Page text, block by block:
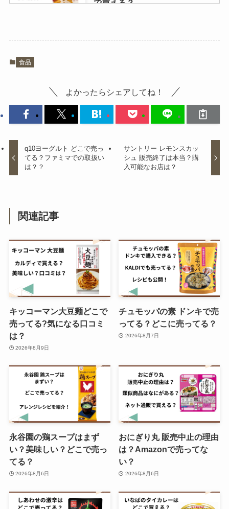
で買える？
原了郭の黒七味はカルディで買え
取扱店はどこ？
三年番茶 カルディで売ってる？ど
こで買える？
燻じゃが どこで売ってる?東京で
の販売先は？
雪グミ売ってる場所はどこ？セブ
ンイレブンやAmazonでの販売
は？販売終了の噂を調査！
特恋ミルクはどこで売ってる？販
売時期はいつまで？
食品
よかったらシェアしてね！
q10ヨーグルト どこで売っ
てる？ファミマでの取扱い
は？？
サントリー レモンスカッ
シュ 販売終了は本当？購
入可能なお店は？
関連記事
キッコーマン大豆麺どこで
売ってる?気になる口コミ
は？
2026年8月9日
チュモッパの素 ドンキで売
ってる？どこに売ってる？
2026年8月7日
永谷園の鶏スープはまず
い？美味しい？どこで売っ
てる？
2026年8月6日
おにぎり丸 販売中止の理由
は？Amazonで売ってな
い？
2026年8月6日